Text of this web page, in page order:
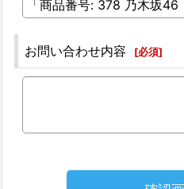
お問い合わせ内容 [必須]